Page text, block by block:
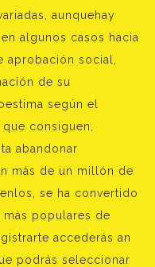
aunquehay
algunos casos hacia
aprobación social,
de su
según el
consiguen,
abandonar
más de un millón de
se ha convertido
populares de
accederás an
podrás seleccionar